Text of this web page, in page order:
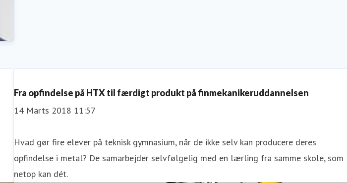
​Fra opfindelse på HTX til færdigt produkt på finmekanikeruddannelsen
14 Marts 2018 11:57
Hvad gør fire elever på teknisk gymnasium, når de ikke selv kan producere deres
opfindelse i metal? De samarbejder selvfølgelig med en lærling fra samme skole, som
netop kan dét.